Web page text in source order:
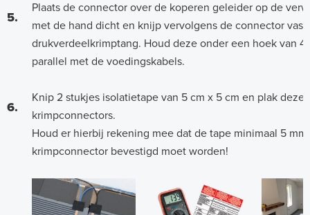
5.
Plaats de connector over de koperen geleider op de
met de hand dicht en knijp vervolgens de connector
drukverdeelkrimptang. Houd deze onder een hoek van
parallel met de voedingskabels.
6.
Knip 2 stukjes isolatietape van 5 cm x 5 cm en plak
krimpconnectors.
Houd er hierbij rekening mee dat de tape minimaal 5
krimpconnector bevestigd moet worden!